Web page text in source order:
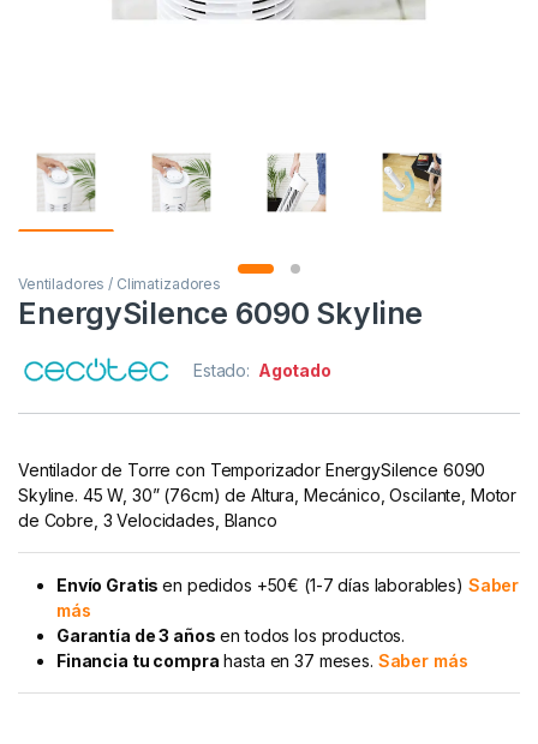
Ventiladores / Climatizadores
EnergySilence 6090 Skyline
Estado: Agotado
Ventilador de Torre con Temporizador EnergySilence 6090
Skyline. 45 W, 30” (76cm) de Altura, Mecánico, Oscilante, Motor
de Cobre, 3 Velocidades, Blanco
Envío Gratisen pedidos +50€ (1-7 días laborables) Saber
más
Garantía de 3 años en todos los productos.
Financia tu compra hasta en 37 meses. Saber más